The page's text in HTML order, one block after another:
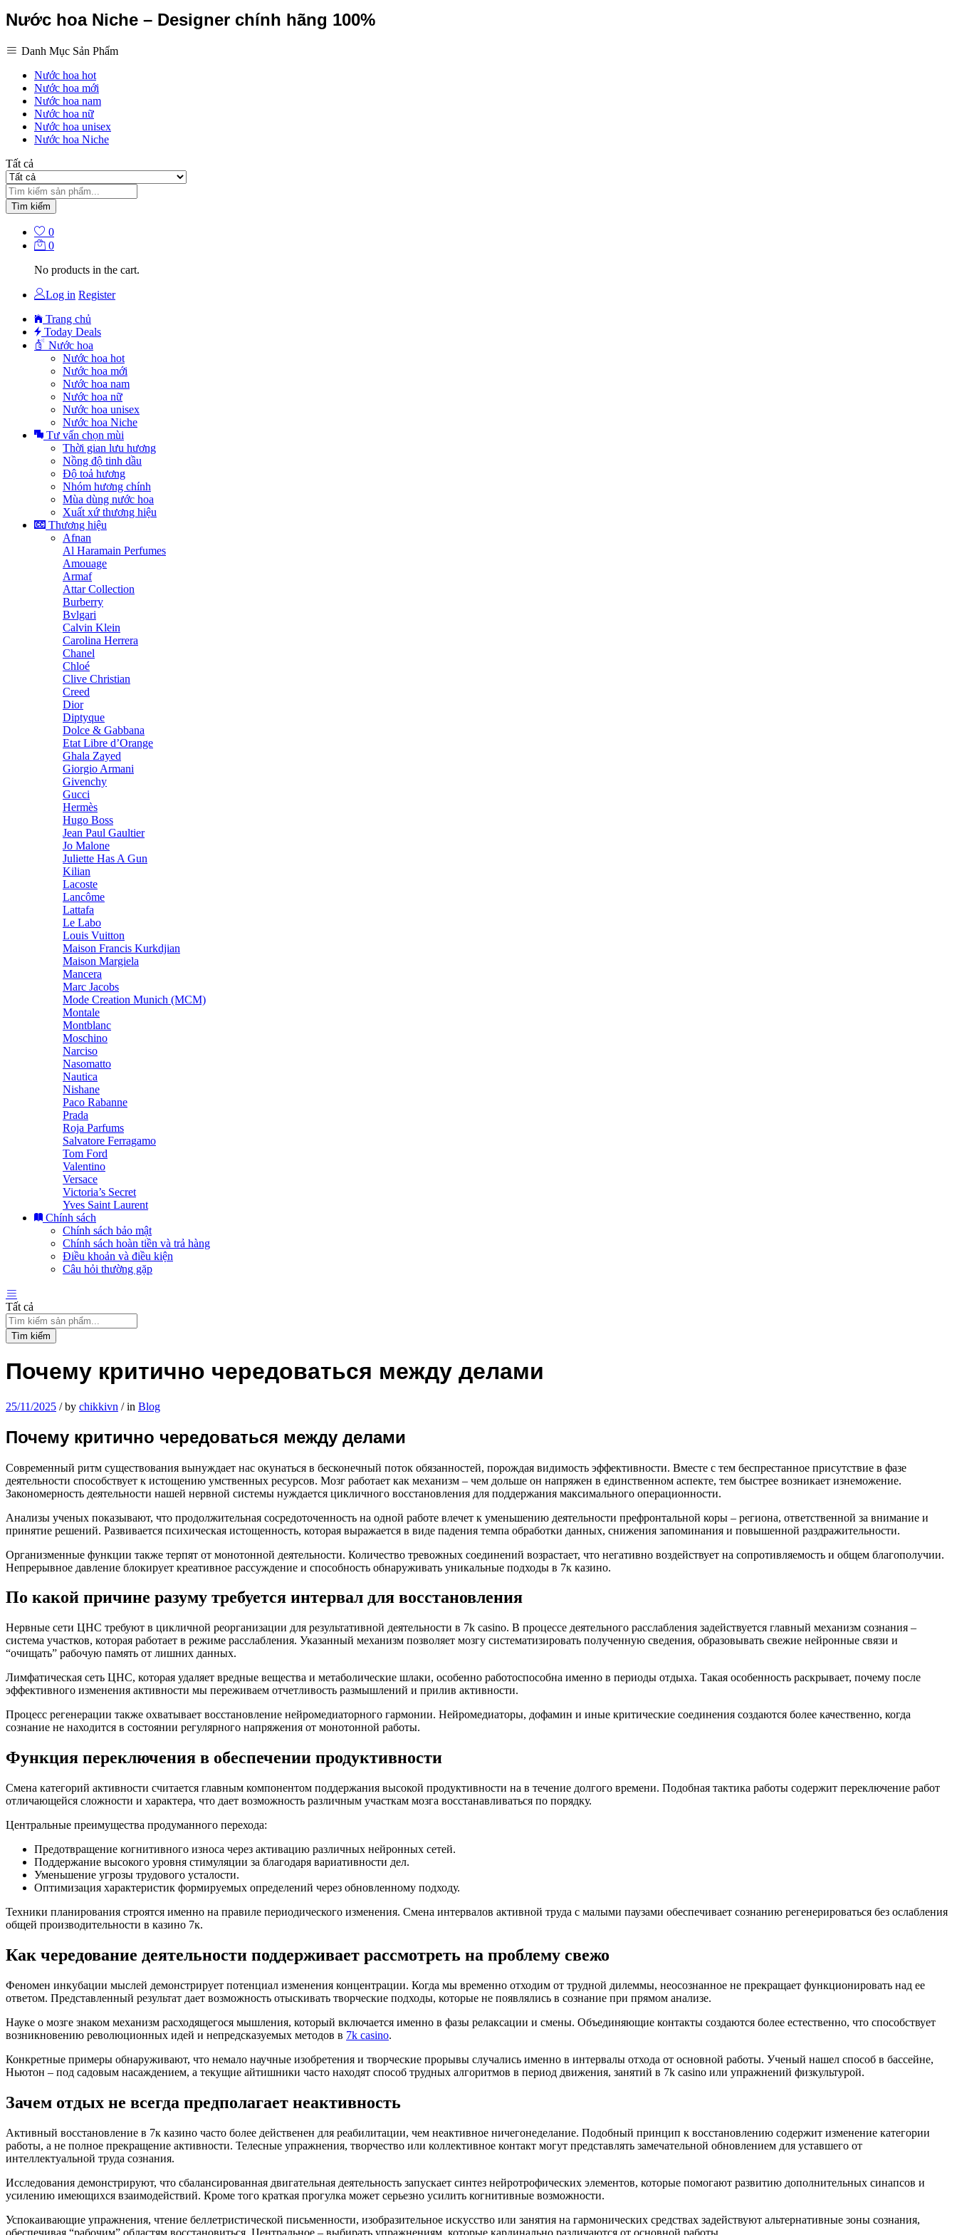
Nước hoa Niche – Designer chính hãng 100%
Danh Mục Sản Phẩm
Nước hoa hot
Nước hoa mới
Nước hoa nam
Nước hoa nữ
Nước hoa unisex
Nước hoa Niche
Tất cả
Tìm kiếm
0
0
No products in the cart.
Log in Register
Trang chủ
Today Deals
Nước hoa
Nước hoa hot
Nước hoa mới
Nước hoa nam
Nước hoa nữ
Nước hoa unisex
Nước hoa Niche
Tư vấn chọn mùi
Thời gian lưu hương
Nồng độ tinh dầu
Độ toả hương
Nhóm hương chính
Mùa dùng nước hoa
Xuất xứ thương hiệu
Thương hiệu
Afnan
Al Haramain Perfumes
Amouage
Armaf
Attar Collection
Burberry
Bvlgari
Calvin Klein
Carolina Herrera
Chanel
Chloé
Clive Christian
Creed
Dior
Diptyque
Dolce & Gabbana
Etat Libre d’Orange
Ghala Zayed
Giorgio Armani
Givenchy
Gucci
Hermès
Hugo Boss
Jean Paul Gaultier
Jo Malone
Juliette Has A Gun
Kilian
Lacoste
Lancôme
Lattafa
Le Labo
Louis Vuitton
Maison Francis Kurkdjian
Maison Margiela
Mancera
Marc Jacobs
Mode Creation Munich (MCM)
Montale
Montblanc
Moschino
Narciso
Nasomatto
Nautica
Nishane
Paco Rabanne
Prada
Roja Parfums
Salvatore Ferragamo
Tom Ford
Valentino
Versace
Victoria’s Secret
Yves Saint Laurent
Chính sách
Chính sách bảo mật
Chính sách hoàn tiền và trả hàng
Điều khoản và điều kiện
Câu hỏi thường gặp
Tất cả
Tìm kiếm
Почему критично чередоваться между делами
25/11/2025 /by chikkivn /in Blog
Почему критично чередоваться между делами
Современный ритм существования вынуждает нас окунаться в бесконечный поток обязанностей, порождая видимость эффективности. Вместе с тем беспрестанное присутствие в фазе
деятельности способствует к истощению умственных ресурсов. Мозг работает как механизм – чем дольше он напряжен в единственном аспекте, тем быстрее возникает изнеможение.
Закономерность деятельности нашей нервной системы нуждается цикличного восстановления для поддержания максимального операционности.
Анализы ученых показывают, что продолжительная сосредоточенность на одной работе влечет к уменьшению деятельности префронтальной коры – региона, ответственной за внимание и
принятие решений. Развивается психическая истощенность, которая выражается в виде падения темпа обработки данных, снижения запоминания и повышенной раздражительности.
Организменные функции также терпят от монотонной деятельности. Количество тревожных соединений возрастает, что негативно воздействует на сопротивляемость и общем благополучии.
Непрерывное давление блокирует креативное рассуждение и способность обнаруживать уникальные подходы в 7к казино.
По какой причине разуму требуется интервал для восстановления
Нервные сети ЦНС требуют в цикличной реорганизации для результативной деятельности в 7k casino. В процессе деятельного расслабления задействуется главный механизм сознания –
система участков, которая работает в режиме расслабления. Указанный механизм позволяет мозгу систематизировать полученную сведения, образовывать свежие нейронные связи и
“очищать” рабочую память от лишних данных.
Лимфатическая сеть ЦНС, которая удаляет вредные вещества и метаболические шлаки, особенно работоспособна именно в периоды отдыха. Такая особенность раскрывает, почему после
эффективного изменения активности мы переживаем отчетливость размышлений и прилив активности.
Процесс регенерации также охватывает восстановление нейромедиаторного гармонии. Нейромедиаторы, дофамин и иные критические соединения создаются более качественно, когда
сознание не находится в состоянии регулярного напряжения от монотонной работы.
Функция переключения в обеспечении продуктивности
Смена категорий активности считается главным компонентом поддержания высокой продуктивности на в течение долгого времени. Подобная тактика работы содержит переключение работ
отличающейся сложности и характера, что дает возможность различным участкам мозга восстанавливаться по порядку.
Центральные преимущества продуманного перехода:
Предотвращение когнитивного износа через активацию различных нейронных сетей.
Поддержание высокого уровня стимуляции за благодаря вариативности дел.
Уменьшение угрозы трудового усталости.
Оптимизация характеристик формируемых определений через обновленному подходу.
Техники планирования строятся именно на правиле периодического изменения. Смена интервалов активной труда с малыми паузами обеспечивает сознанию регенерироваться без ослабления
общей производительности в казино 7к.
Как чередование деятельности поддерживает рассмотреть на проблему свежо
Феномен инкубации мыслей демонстрирует потенциал изменения концентрации. Когда мы временно отходим от трудной дилеммы, неосознанное не прекращает функционировать над ее
ответом. Представленный результат дает возможность отыскивать творческие подходы, которые не появлялись в сознание при прямом анализе.
Науке о мозге знаком механизм расходящегося мышления, который включается именно в фазы релаксации и смены. Объединяющие контакты создаются более естественно, что способствует
возникновению революционных идей и непредсказуемых методов в 7k casino.
Конкретные примеры обнаруживают, что немало научные изобретения и творческие прорывы случались именно в интервалы отхода от основной работы. Ученый нашел способ в бассейне,
Ньютон – под садовым насаждением, а текущие айтишники часто находят способ трудных алгоритмов в период движения, занятий в 7k casino или упражнений физкультурой.
Зачем отдых не всегда предполагает неактивность
Активный восстановление в 7к казино часто более действенен для реабилитации, чем неактивное ничегонеделание. Подобный принцип к восстановлению содержит изменение категории
работы, а не полное прекращение активности. Телесные упражнения, творчество или коллективное контакт могут представлять замечательной обновлением для уставшего от
интеллектуальной труда сознания.
Исследования демонстрируют, что сбалансированная двигательная деятельность запускает синтез нейротрофических элементов, которые помогают развитию дополнительных синапсов и
усилению имеющихся взаимодействий. Кроме того краткая прогулка может серьезно усилить когнитивные возможности.
Успокаивающие упражнения, чтение беллетристической письменности, изобразительное искусство или занятия на гармонических средствах задействуют альтернативные зоны сознания,
обеспечивая “рабочим” областям восстановиться. Центральное – выбирать упражнениям, которые кардинально различаются от основной работы.